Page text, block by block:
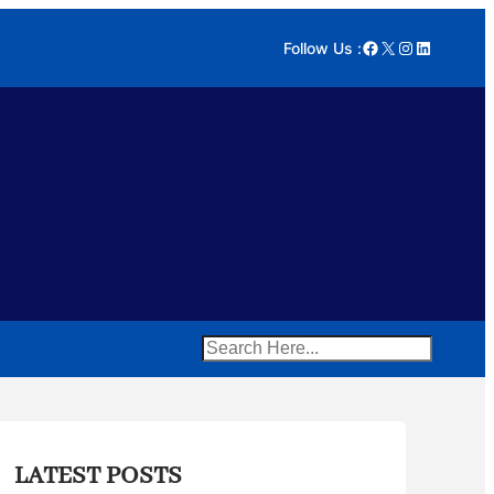
Follow Us :Facebook X Instagram LinkedIn
Search
LATEST POSTS